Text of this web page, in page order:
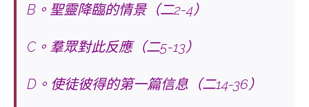
B。聖靈降臨的情景（二2-4）
C。羣眾對此反應（二5-13）
D。使徒彼得的第一篇信息（二14-36）